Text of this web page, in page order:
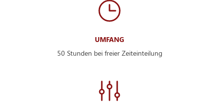
UMFANG
50 Stunden bei freier Zeiteinteilung